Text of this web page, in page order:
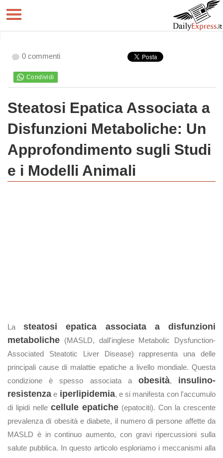
0 commenti
Steatosi Epatica Associata a
Disfunzioni Metaboliche: Un
Approfondimento sugli Studi
e i Modelli Animali
Lasteatosi epatica associata a disfunzioni
metaboliche (MASLD, dall'inglese Metabolic Dysfunction-
Associated Steatotic Liver Disease) rappresenta una delle
principali cause di malattie epatiche a livello mondiale. Questa
condizione è spesso associata a obesità, insulino-
resistenza e iperlipidemia, e si manifesta con l'accumulo
di lipidi nelle cellule epatiche (epatociti). Con la crescente
prevalenza di obesità e diabete, il numero di persone affette da
MASLD è in continuo aumento, con gravi ripercussioni sulla
salute pubblica. In questo articolo esploriamo i meccanismi alla